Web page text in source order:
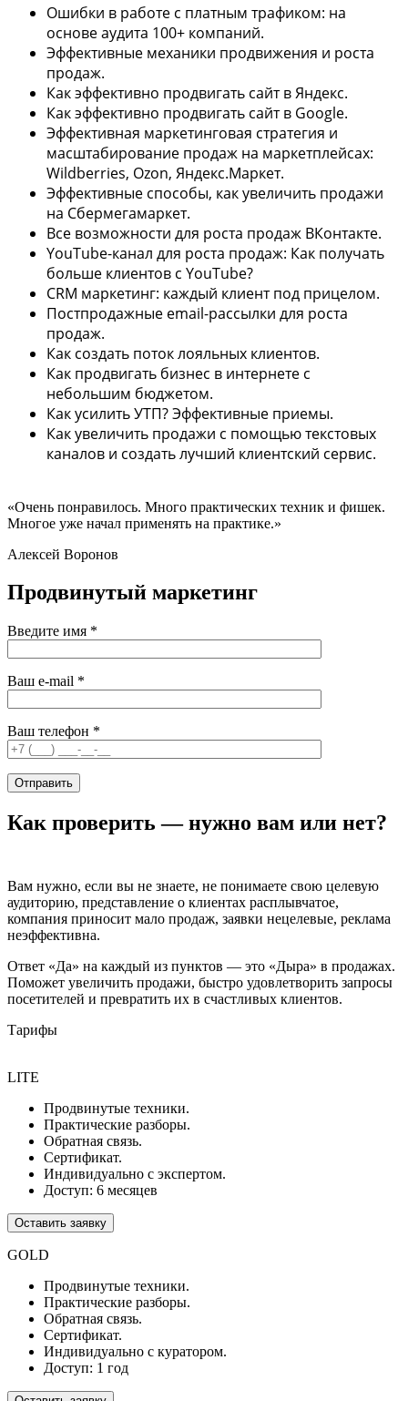
Ошибки в работе с платным трафиком: на
основе аудита 100+ компаний.
Эффективные механики продвижения и роста
продаж.
Как эффективно продвигать сайт в Яндекс.
Как эффективно продвигать сайт в Google.
Эффективная маркетинговая стратегия и
масштабирование продаж на маркетплейсах:
Wildberries, Ozon, Яндекс.Маркет.
Эффективные способы, как увеличить продажи
на Сбермегамаркет.
Все возможности для роста продаж ВКонтакте.
YouTube-канал для роста продаж: Как получать
больше клиентов с YouTube?
CRM маркетинг: каждый клиент под прицелом.
Постпродажные email-рассылки для роста
продаж.
Как создать поток лояльных клиентов.
Как продвигать бизнес в интернете с
небольшим бюджетом.
Как усилить УТП? Эффективные приемы.
Как увеличить продажи с помощью текстовых
каналов и создать лучший клиентский сервис.
«Очень понравилось. Много практических техник и фишек.
Многое уже начал применять на практике.»
Алексей Воронов
Продвинутый маркетинг
Введите имя *
Ваш e-mail *
Ваш телефон *
Как проверить — нужно вам или нет?
Вам нужно, если вы не знаете, не понимаете свою целевую
аудиторию, представление о клиентах расплывчатое,
компания приносит мало продаж, заявки нецелевые, реклама
неэффективна.
Ответ «Да» на каждый из пунктов — это «Дыра» в продажах.
Поможет увеличить продажи, быстро удовлетворить запросы
посетителей и превратить их в счастливых клиентов.
Тарифы
LITE
Продвинутые техники.
Практические разборы.
Обратная связь.
Сертификат.
Индивидуально с экспертом.
Доступ: 6 месяцев
Оставить заявку
GOLD
Продвинутые техники.
Практические разборы.
Обратная связь.
Сертификат.
Индивидуально с куратором.
Доступ: 1 год